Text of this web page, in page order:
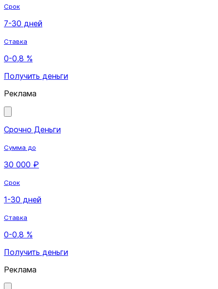
Срок
7-30 дней
Ставка
0-0,8 %
Получить деньги
Реклама
Срочно Деньги
Сумма до
30 000 ₽
Срок
1-30 дней
Ставка
0-0,8 %
Получить деньги
Реклама